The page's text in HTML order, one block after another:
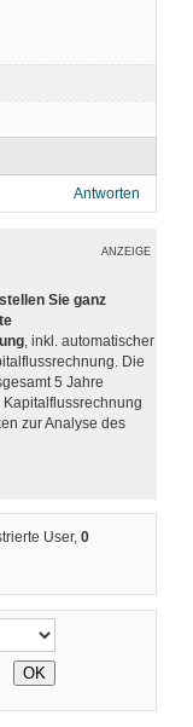
Antworten
ANZEIGE
Sie ganz
, inkl. automatischer
Die
5 Jahre
zur Analyse des
User,0